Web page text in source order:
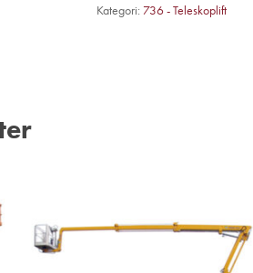
Kategori: 736 - Teleskoplift